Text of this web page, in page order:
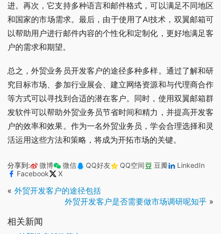
进。再次，它支持多种语言和邮件格式，可以满足不同地区
和国家的市场需求。最后，由于使用了AI技术，双翼邮箱可
以帮助用户进行邮件内容的个性化和定制化，更好地满足客
户的需求和期望。
总之，外贸业务员开发客户的途径多种多样。通过了解和研
究目标市场、参加行业展会、建立网络资源和与代理商合作
等方式可以寻找到合适的潜在客户。同时，使用双翼邮箱群
发软件可以帮助外贸业务员节省时间和精力，并提高开发客
户的效率和效果。作为一名外贸业务员，学会合理选择和灵
活运用这些方法和策略，将成为开拓市场的关键。
分享到: 微博 微信 QQ好友 QQ空间 豆瓣
LinkedIn
Facebook
X
« 外贸开发客户的途径包括
外贸开发客户是否需要做市场调研呢知乎 »
相关新闻